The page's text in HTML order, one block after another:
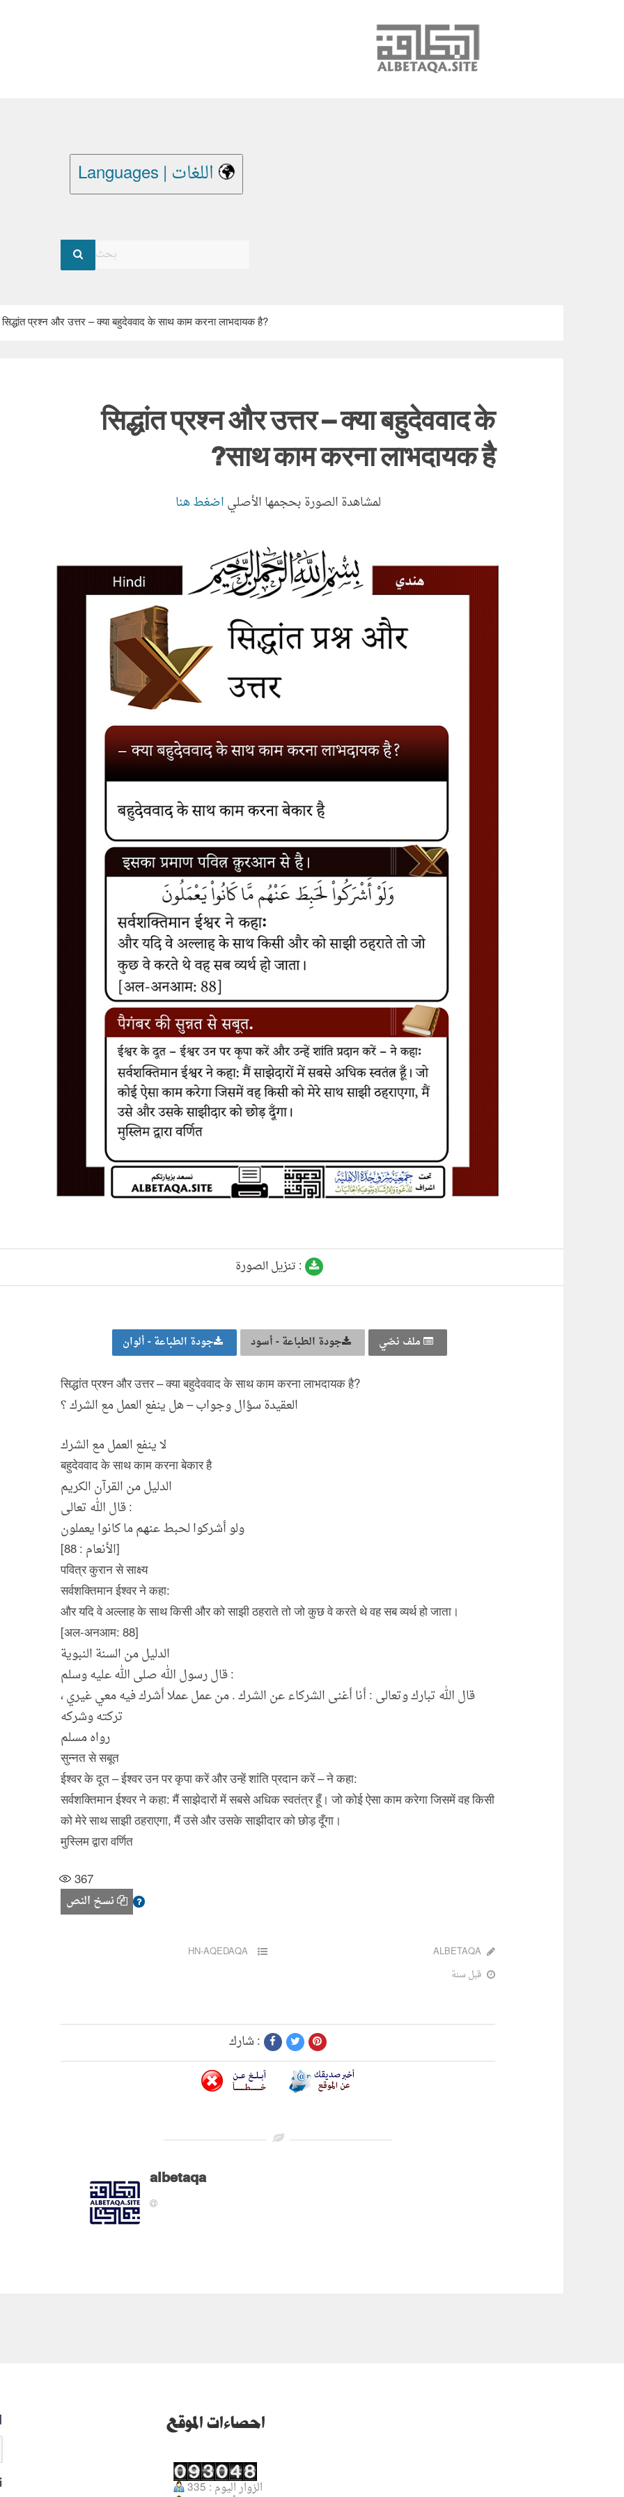
بحث
सिद्धांत प्रश्न और उत्तर – क्या बहुदेववाद के साथ काम करना लाभदायक है?
सिद्धांत प्रश्न और उत्तर – क्या बहुदेववाद के
साथ काम करना लाभदायक है?
لمشاهدة الصورة بحجمها الأصلياضغط هنا
تنزيل الصورة :
جودة الطباعة - ألوان جودة الطباعة - أسود
सिद्धांत प्रश्न और उत्तर – क्या बहुदेववाद के साथ काम करना लाभदायक है?
العقيدة سؤال وجواب – هل ينفع العمل مع الشرك ؟
لا ينفع العمل مع الشرك
बहुदेववाद के साथ काम करना बेकार है
الدليل من القرآن الكريم
قال الله تعالى :
ولو أشركوا لحبط عنهم ما كانوا يعملون
[الأنعام : 88]
पवित्र कुरान से साक्ष्य
सर्वशक्तिमान ईश्वर ने कहा:
और यदि वे अल्लाह के साथ किसी और को साझी ठहराते तो जो कुछ वे करते थे वह सब व्यर्थ हो जाता।
[अल-अनआम: 88]
الدليل من السنة النبوية
قال رسول الله صلى الله عليه وسلم :
قال الله تبارك وتعالى : أنا أغنى الشركاء عن الشرك . من عمل عملا أشرك فيه معي غيري ،
تركته وشركه
رواه مسلم
सुन्नत से सबूत
ईश्वर के दूत – ईश्वर उन पर कृपा करें और उन्हें शांति प्रदान करें – ने कहा:
सर्वशक्तिमान ईश्वर ने कहा: मैं साझेदारों में सबसे अधिक स्वतंत्र हूँ। जो कोई ऐसा काम करेगा जिसमें वह किसी
को मेरे साथ साझी ठहराएगा, मैं उसे और उसके साझीदार को छोड़ दूँगा।
मुस्लिम द्वारा वर्णित
367
نسخ النص
ALBETAQA
HN-AQEDAQA
قبل سنة
شارك :
albetaqa
احصاءات الموقع
الزوار اليوم : 335